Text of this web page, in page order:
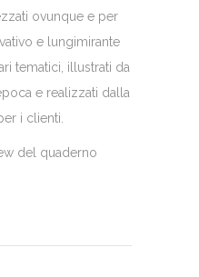
ovunque e per
e lungimirante
tematici, illustrati da
e realizzati dalla
i clienti.
del quaderno